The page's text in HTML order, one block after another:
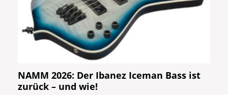
NAMM 2026: Der Ibanez Iceman Bass ist
zurück – und wie!